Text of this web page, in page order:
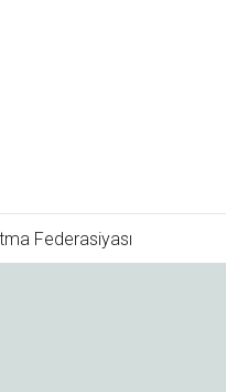
Federasiyası